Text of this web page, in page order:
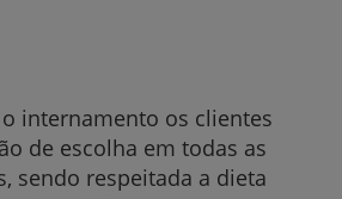
internamento os clientes
de escolha em todas as
sendo respeitada a dieta